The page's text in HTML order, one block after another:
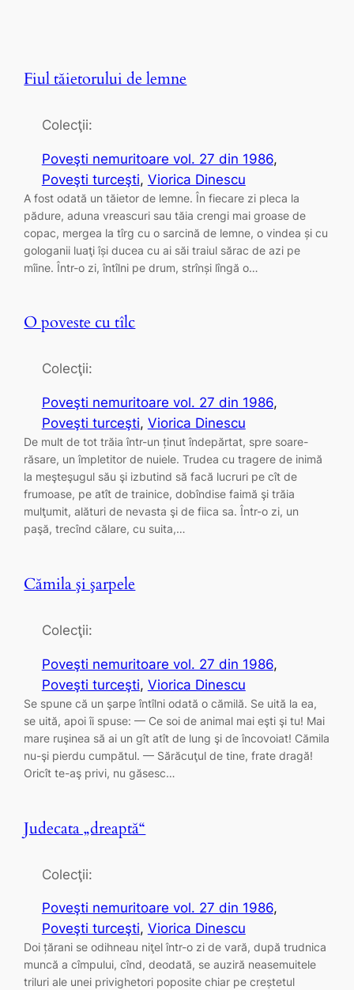
Fiul tăietorului de lemne
Colecţii:
Poveşti nemuritoare vol. 27 din 1986
Poveşti turceşti, Viorica Dinescu
A fost odată un tăietor de lemne. În fiecare zi pleca la
pădure, aduna vreascuri sau tăia crengi mai groase de
copac, mergea la tîrg cu o sarcină de lemne, o vindea și cu
gologanii luaţi își ducea cu ai săi traiul sărac de azi pe
mîine. Într-o zi, întîlni pe drum, strînși lîngă o…
O poveste cu tîlc
Colecţii:
Poveşti nemuritoare vol. 27 din 1986
Poveşti turceşti, Viorica Dinescu
De mult de tot trăia într-un ținut îndepărtat, spre soare-
răsare, un împletitor de nuiele. Trudea cu tragere de inimă
la meşteşugul său şi izbutind să facă lucruri pe cît de
frumoase, pe atît de trainice, dobîndise faimă şi trăia
mulţumit, alături de nevasta şi de fiica sa. Într-o zi, un
paşă, trecînd călare, cu suita,…
Cămila şi şarpele
Colecţii:
Poveşti nemuritoare vol. 27 din 1986
Poveşti turceşti, Viorica Dinescu
Se spune că un şarpe întîlni odată o cămilă. Se uită la ea,
se uită, apoi îi spuse: — Ce soi de animal mai eşti şi tu! Mai
mare ruşinea să ai un gît atît de lung şi de încovoiat! Cămila
nu-şi pierdu cumpătul. — Sărăcuţul de tine, frate dragă!
Oricît te-aş privi, nu găsesc…
Judecata „dreaptă“
Colecţii:
Poveşti nemuritoare vol. 27 din 1986
Poveşti turceşti, Viorica Dinescu
Doi țărani se odihneau niţel într-o zi de vară, după trudnica
muncă a cîmpului, cînd, deodată, se auziră neasemuitele
triluri ale unei privighetori poposite chiar pe creștetul